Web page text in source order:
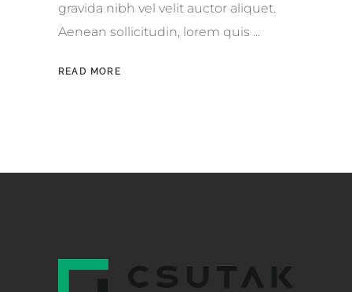
gravida nibh vel velit auctor aliquet.
Aenean sollicitudin, lorem quis
READ MORE